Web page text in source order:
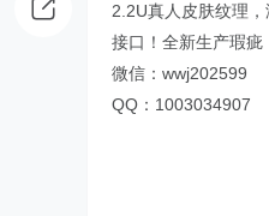
2.2U真人皮肤纹理
接口！全新生产瑕疵
微信：wwj202599
QQ：1003034907